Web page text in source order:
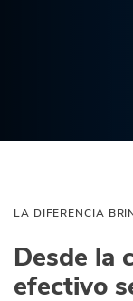
LA DIFERENCIA
Desde la
efectivo